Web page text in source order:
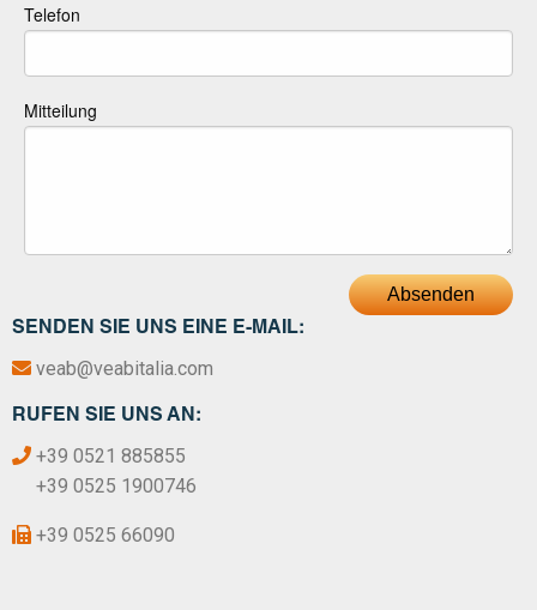
SENDEN SIE UNS EINE E-MAIL:
veab@veabitalia.com
RUFEN SIE UNS AN:
+39 0521 885855
+39 0525 1900746
+39 0525 66090
Telefon
Mitteilung
Absenden